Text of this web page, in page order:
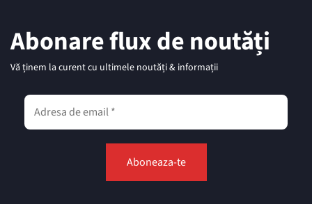
Abonare flux de noutăți
Vă ținem la curent cu ultimele noutăți & informații